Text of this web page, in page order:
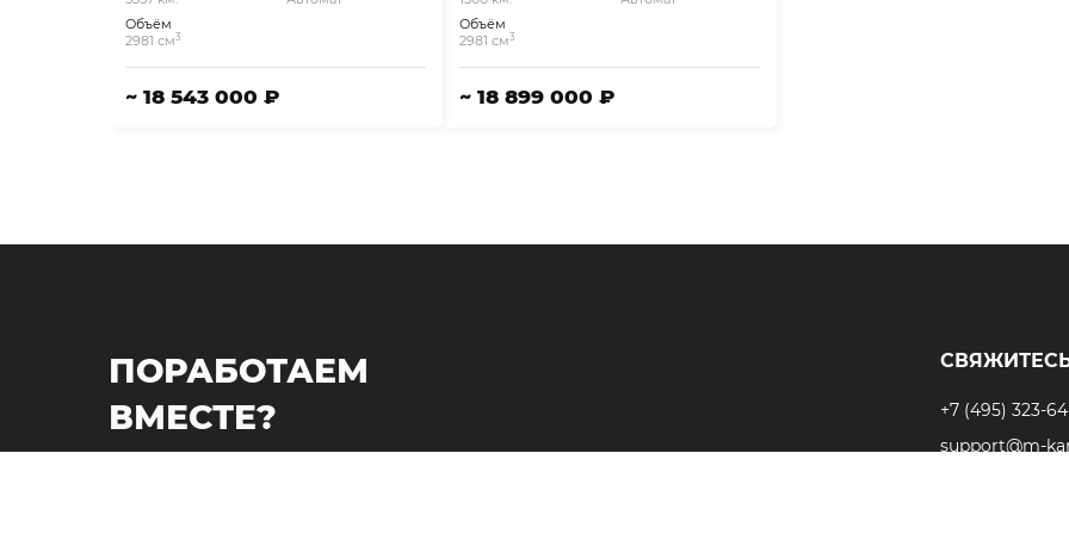
Объём
2981 см3
~ 18 543 000 ₽
Объём
2981 см3
~ 18 899 000 ₽
ПОРАБОТАЕМ
ВМЕСТЕ?
+7 (495) 323-
support@m-